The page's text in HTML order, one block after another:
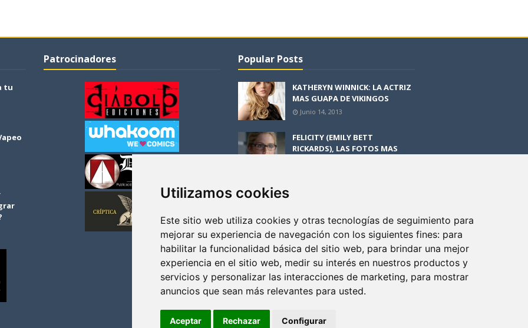
Utilizamos cookies
Este sitio web utiliza cookies y otras tecnologías de seguimiento para
mejorar su experiencia de navegación con los siguientes fines: para
habilitar la funcionalidad básica del sitio web, para brindar una mejor
experiencia en el sitio web, medir su interés en nuestros productos y
servicios y personalizar las interacciones de marketing, para mostrar
anuncios que sean más relevantes para usted.
Aceptar Rechazar Configurar
tu
Patrocinadores Popular Posts
KATHERYN WINNICK: LA ACTRIZ
MAS GUAPA DE VIKINGOS
Junio 14, 2013
FELICITY (EMILY BETT
RICKARDS), LAS FOTOS MAS
HISTORIA. EPISODIO 3. LA
CRITICA
Mayo 17, 2012